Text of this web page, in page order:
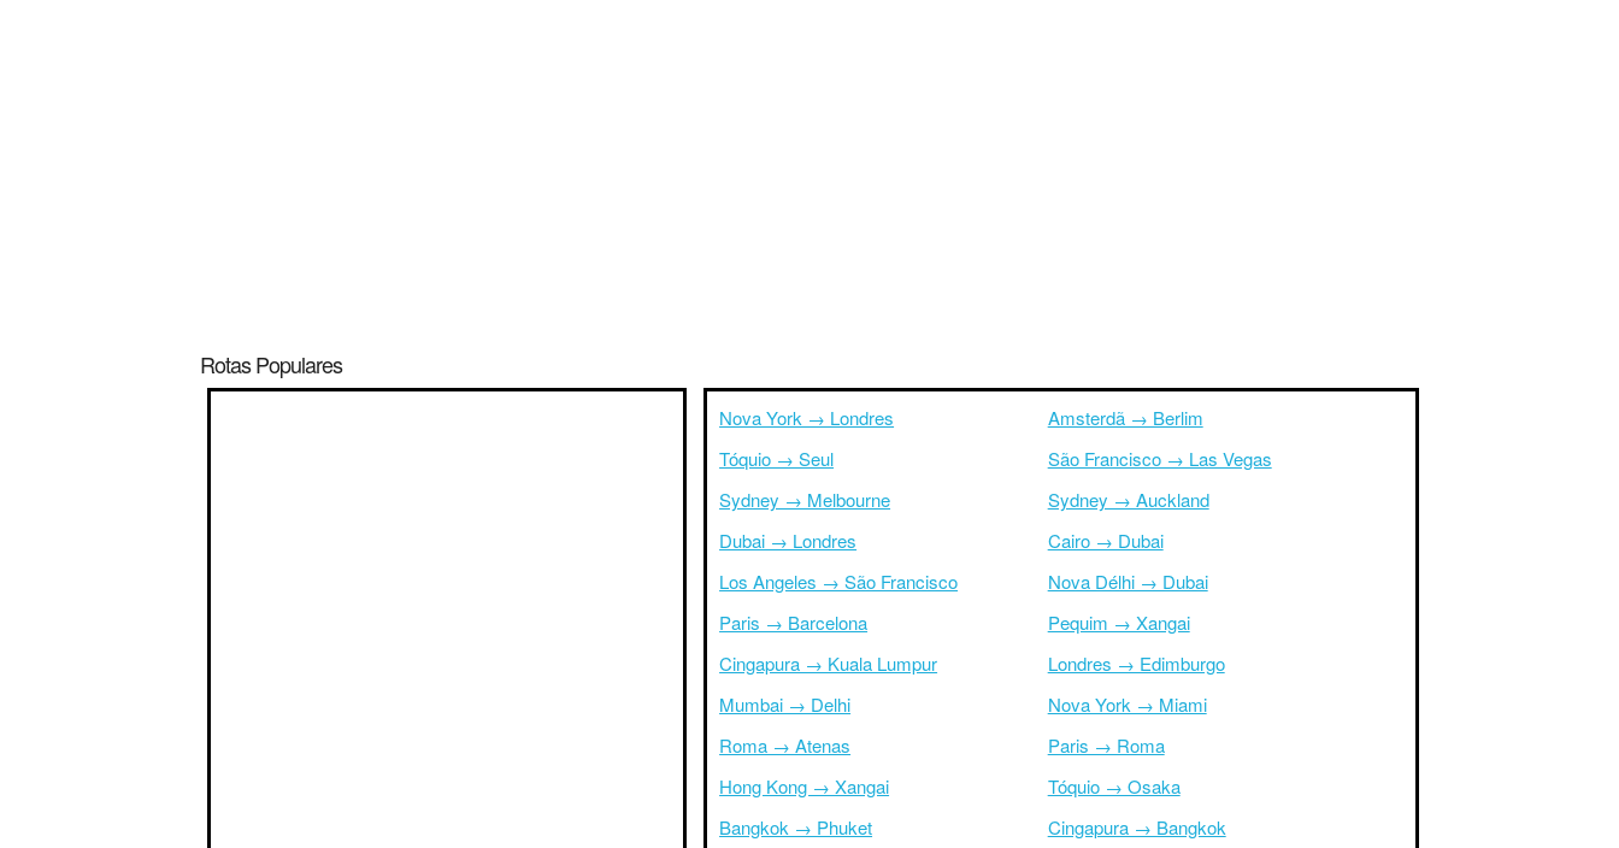
Rotas Populares
Nova York → Londres
Tóquio → Seul
Sydney → Melbourne
Dubai → Londres
Los Angeles → São Francisco
Paris → Barcelona
Cingapura → Kuala Lumpur
Mumbai → Delhi
Roma → Atenas
Hong Kong → Xangai
Bangkok → Phuket
Amsterdã → Berlim
São Francisco → Las Vegas
Sydney → Auckland
Cairo → Dubai
Nova Délhi → Dubai
Pequim → Xangai
Londres → Edimburgo
Nova York → Miami
Paris → Roma
Tóquio → Osaka
Cingapura → Bangkok